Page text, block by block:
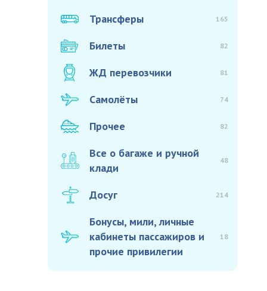
Трансферы 165
Билеты 82
ЖД перевозчики 81
Самолёты 74
Прочее 82
Все о багаже и ручной
клади
48
Досуг 214
Бонусы, мили, личные
кабинеты пассажиров и
прочие привилегии
18